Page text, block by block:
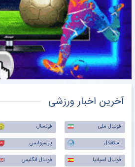
آخرین اخبار ورزشی
فوتبال ملی فوتسال
استقلال
پرسپولیس
فوتبال اسپانیا
فوتبال انگلیس